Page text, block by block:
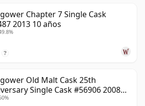
Chapter 7 Single Cask
2013 10 años
?
Old Malt Cask 25th
Single Cask #56906 2008